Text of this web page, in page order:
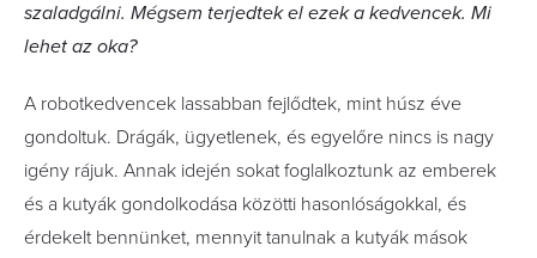
szaladgálni. Mégsem terjedtek el ezek a kedvencek. Mi
lehet az oka?
A robotkedvencek lassabban fejlődtek, mint húsz éve
gondoltuk. Drágák, ügyetlenek, és egyelőre nincs is nagy
igény rájuk. Annak idején sokat foglalkoztunk az emberek
és a kutyák gondolkodása közötti hasonlóságokkal, és
érdekelt bennünket, mennyit tanulnak a kutyák mások